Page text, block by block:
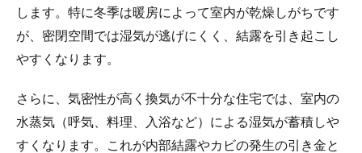
します。特に冬季は暖房によって室内が乾燥しがちです
が、密閉空間では湿気が逃げにくく、結露を引き起こし
やすくなります。
さらに、気密性が高く換気が不十分な住宅では、室内の
水蒸気（呼気、料理、入浴など）による湿気が蓄積しや
すくなります。これが内部結露やカビの発生の引き金と